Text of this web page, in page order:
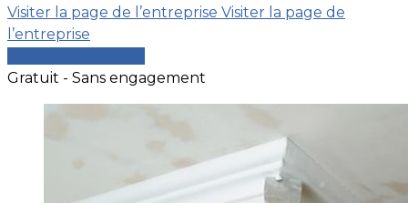
Visiter la page de l’entreprise Visiter la page de
l’entreprise
Gratuit - Sans engagement